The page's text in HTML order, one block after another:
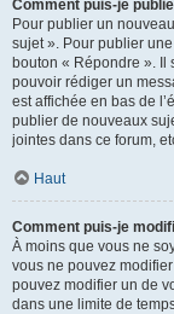
Comment puis-je
Pour publier un
sujet ». Pour publier
bouton « Répondre ». Il
pouvoir rédiger un
est affichée en bas de
publier de nouveaux
jointes dans ce forum,
Haut
Comment puis-je
À moins que vous ne
vous ne pouvez
pouvez modifier un de
dans une limite de